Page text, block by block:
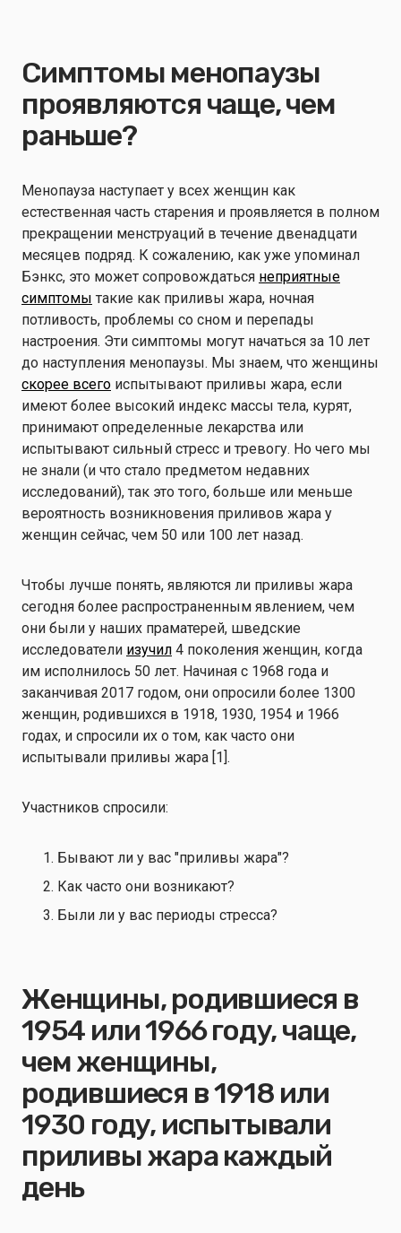
Симптомы менопаузы
проявляются чаще, чем
раньше?
Менопауза наступает у всех женщин как
естественная часть старения и проявляется в полном
прекращении менструаций в течение двенадцати
месяцев подряд. К сожалению, как уже упоминал
Бэнкс, это может сопровождаться неприятные
симптомы такие как приливы жара, ночная
потливость, проблемы со сном и перепады
настроения. Эти симптомы могут начаться за 10 лет
до наступления менопаузы. Мы знаем, что женщины
скорее всего испытывают приливы жара, если
имеют более высокий индекс массы тела, курят,
принимают определенные лекарства или
испытывают сильный стресс и тревогу. Но чего мы
не знали (и что стало предметом недавних
исследований), так это того, больше или меньше
вероятность возникновения приливов жара у
женщин сейчас, чем 50 или 100 лет назад.
Чтобы лучше понять, являются ли приливы жара
сегодня более распространенным явлением, чем
они были у наших праматерей, шведские
исследователи изучил 4 поколения женщин, когда
им исполнилось 50 лет. Начиная с 1968 года и
заканчивая 2017 годом, они опросили более 1300
женщин, родившихся в 1918, 1930, 1954 и 1966
годах, и спросили их о том, как часто они
испытывали приливы жара [1].
Участников спросили:
Бывают ли у вас "приливы жара"?
Как часто они возникают?
Были ли у вас периоды стресса?
Женщины, родившиеся в
1954 или 1966 году, чаще,
чем женщины,
родившиеся в 1918 или
1930 году, испытывали
приливы жара каждый
день